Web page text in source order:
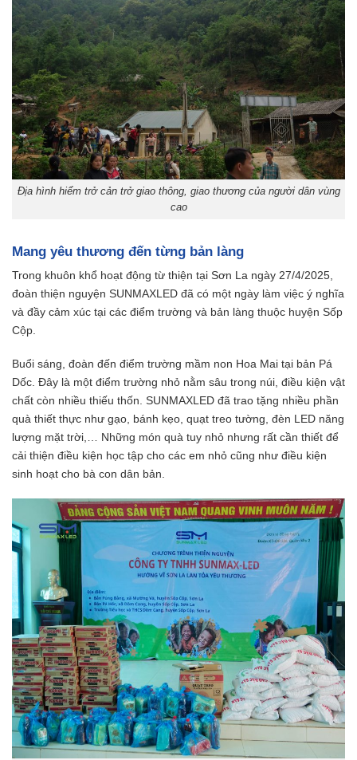
Địa hình hiểm trở cản trở giao thông, giao thương của người dân vùng
cao
Mang yêu thương đến từng bản làng
Trong khuôn khổ hoạt động từ thiện tại Sơn La ngày 27/4/2025,
đoàn thiện nguyện SUNMAXLED đã có một ngày làm việc ý nghĩa
và đầy cảm xúc tại các điểm trường và bản làng thuộc huyện Sốp
Cộp.
Buổi sáng, đoàn đến điểm trường mầm non Hoa Mai tại bản Pá
Dốc. Đây là một điểm trường nhỏ nằm sâu trong núi, điều kiện vật
chất còn nhiều thiếu thốn. SUNMAXLED đã trao tặng nhiều phần
quà thiết thực như gạo, bánh kẹo, quạt treo tường, đèn LED năng
lượng mặt trời,… Những món quà tuy nhỏ nhưng rất cần thiết để
cải thiện điều kiện học tập cho các em nhỏ cũng như điều kiện
sinh hoạt cho bà con dân bản.